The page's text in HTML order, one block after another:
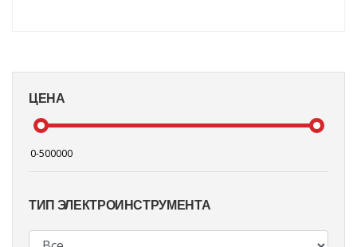
ЦЕНА
ТИП ЭЛЕКТРОИНСТРУМЕНТА